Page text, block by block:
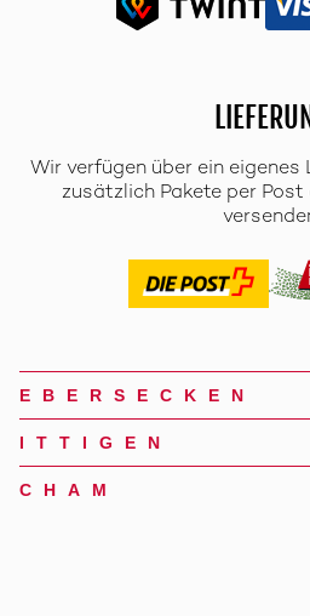
Wir verfügen über ein eigenes
zusätzlich Pakete per
EBERSECKEN
ITTIGEN
CHAM